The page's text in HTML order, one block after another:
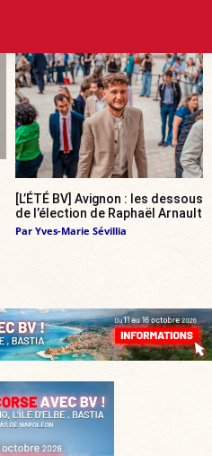
[L’ÉTÉ BV] Avignon : les dessous
de l’élection de Raphaël Arnault
Par Yves-Marie Sévillia